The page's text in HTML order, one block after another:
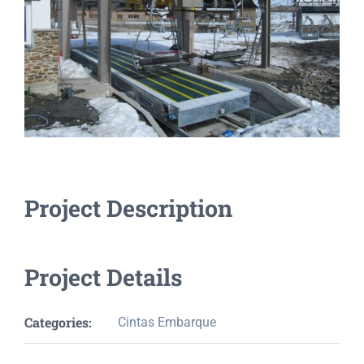
Project Description
Project Details
Categories: Cintas Embarque